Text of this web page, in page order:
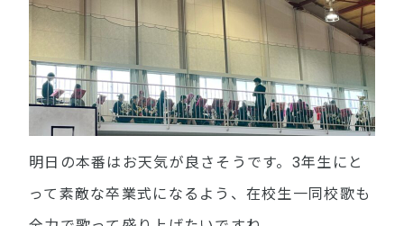
明日の本番はお天気が良さそうです。3年生にと
って素敵な卒業式になるよう、在校生一同校歌も